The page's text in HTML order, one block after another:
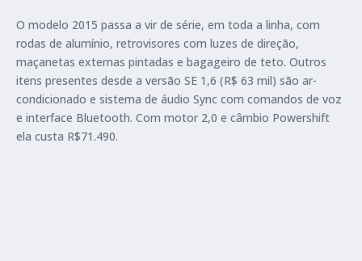
O modelo 2015 passa a vir de série, em toda a linha, com
rodas de alumínio, retrovisores com luzes de direção,
maçanetas externas pintadas e bagageiro de teto. Outros
itens presentes desde a versão SE 1,6 (R$ 63 mil) são ar-
condicionado e sistema de áudio Sync com comandos de voz
e interface Bluetooth. Com motor 2,0 e câmbio Powershift
ela custa R$71.490.